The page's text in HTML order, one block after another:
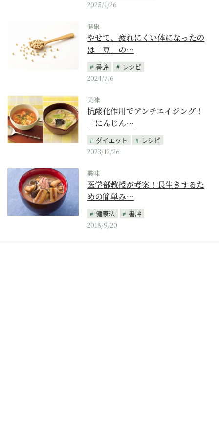
2025/1/26
健康
やせて、疲れにくい体になったの
は「豆」の…
書評
レシピ
2024/7/6
美味
抗酸化作用でアンチエイジング！
「にんじん…
ダイエット
レシピ
2023/12/26
美味
医学部教授が考案！長生きするた
めの簡単み…
健康法
書評
2018/9/20